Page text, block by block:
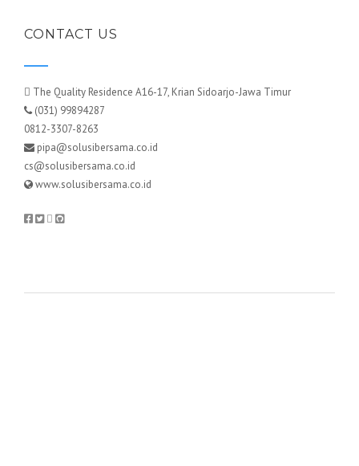
CONTACT US
The Quality Residence A16-17, Krian Sidoarjo-Jawa Timur
(031) 99894287
0812-3307-8263
pipa@solusibersama.co.id
cs@solusibersama.co.id
www.solusibersama.co.id